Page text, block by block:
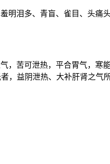
明泪多、青盲、雀目、头
，苦可泄热，平合胃气，
，益阴泄热、大补肝肾之气